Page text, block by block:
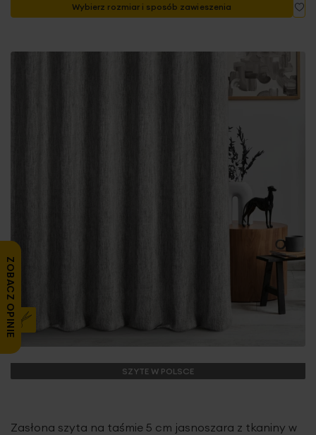
Wybierz rozmiar i sposób zawieszenia
SZYTE W POLSCE
Zasłona szyta na taśmie 5 cm jasnoszara z tkaniny w
ZOBACZ OPINIE